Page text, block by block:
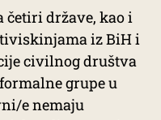
države, kao i
iz BiH i
civilnog društva
grupe u
e nemaju